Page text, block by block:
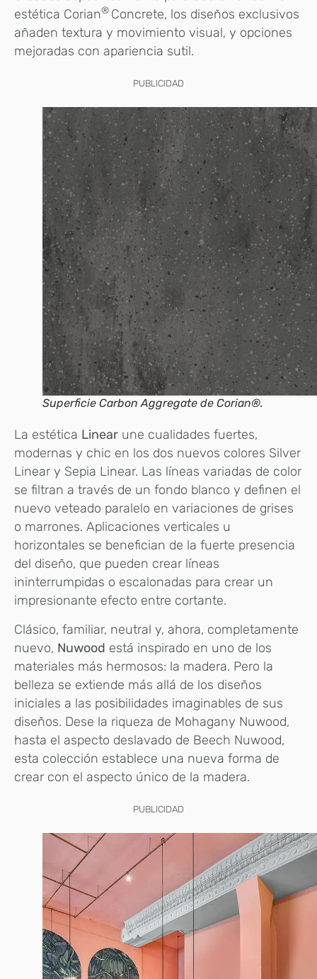
estética Corian® Concrete, los diseños exclusivos
añaden textura y movimiento visual, y opciones
mejoradas con apariencia sutil.
PUBLICIDAD
Superficie Carbon Aggregate de Corian®.
La estética Linear une cualidades fuertes,
modernas y chic en los dos nuevos colores Silver
Linear y Sepia Linear. Las líneas variadas de color
se filtran a través de un fondo blanco y definen el
nuevo veteado paralelo en variaciones de grises
o marrones. Aplicaciones verticales u
horizontales se benefician de la fuerte presencia
del diseño, que pueden crear líneas
ininterrumpidas o escalonadas para crear un
impresionante efecto entre cortante.
Clásico, familiar, neutral y, ahora, completamente
nuevo, Nuwood está inspirado en uno de los
materiales más hermosos: la madera. Pero la
belleza se extiende más allá de los diseños
iniciales a las posibilidades imaginables de sus
diseños. Dese la riqueza de Mohagany Nuwood,
hasta el aspecto deslavado de Beech Nuwood,
esta colección establece una nueva forma de
crear con el aspecto único de la madera.
PUBLICIDAD